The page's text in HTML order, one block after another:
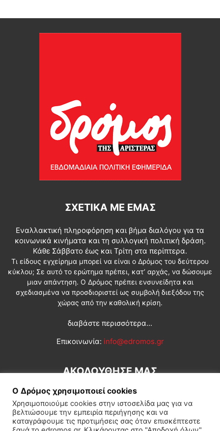
ΣΧΕΤΙΚΆ ΜΕ ΕΜΆΣ
Εναλλακτική πληροφόρηση και βήμα διαλόγου για τα
κοινωνικά κινήματα και τη συλλογική πολιτική δράση.
Κάθε Σάββατο έως και Τρίτη στα περίπτερα.
Τι είδους εγχείρημα μπορεί να είναι ο Δρόμος του δεύτερου
κύκλου; Σε αυτό το ερώτημα πρέπει, κατ’ αρχάς, να δώσουμε
μιαν απάντηση. Ο Δρόμος πρέπει ενσυνείδητα και
σχεδιασμένα να προσδιοριστεί ως συμβολή διεξόδου της
χώρας από την καθολική κρίση.
διαβάστε περισσότερα...
Επικοινωνία: info@edromos.gr
ΑΚΟΛΟΥΘΗΣΕ ΜΑΣ
Ο Δρόμος χρησιμοποιεί cookies
Χρησιμοποιούμε cookies στην ιστοσελίδα μας για να
βελτιώσουμε την εμπειρία περιήγησης και να
καταγράφουμε τις προτιμήσεις σας όταν επισκέπτεστε